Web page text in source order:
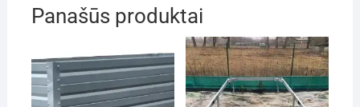
Panašūs produktai